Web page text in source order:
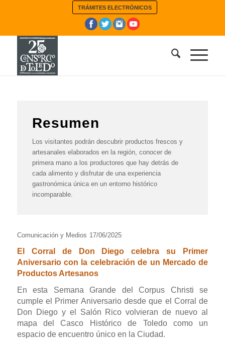
TRÁMITES ELECTRÓNICOS
Resumen
Los visitantes podrán descubrir productos frescos y
artesanales elaborados en la región, conocer de
primera mano a los productores que hay detrás de
cada alimento y disfrutar de una experiencia
gastronómica única en un entorno histórico
incomparable.
Comunicación y Medios 17/06/2025
E l Corral de Don Diego celebra su Primer
Aniversario con la celebración de un Mercado de
Productos Artesanos
En esta Semana Grande del Corpus Christi se
cumple el Primer Aniversario desde que el Corral de
Don Diego y el Salón Rico volvieran de nuevo al
mapa del Casco Histórico de Toledo como un
espacio de encuentro único en la Ciudad.